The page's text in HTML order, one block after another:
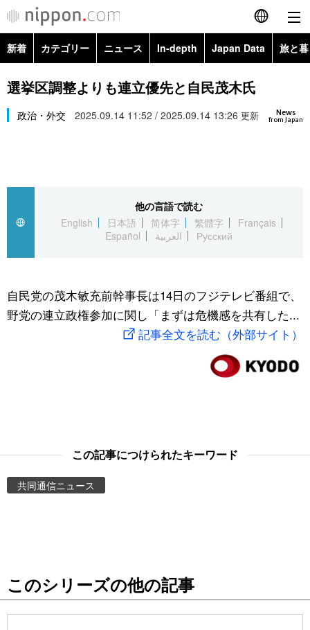
English
简体字
繁體字
العربية
社会
スポーツ・東京2020
旅と暮らし
Images
新着 カテゴリー ニュース In-depth Japan Data 旅と
政治・外交
経済・ビジネス
社会
文化
科学・技術
暮らし
Images
お知らせ
選挙区調整よりも連立優先と自民茂木氏
News
from Japan
政治・外交 2025.09.14 11:52 / 2025.09.14 13:26 更新
他の言語で読む
English
日本語 简体字 繁體字
Français
Español
العربية Русский
自民党の茂木敏充前幹事長は14日のフジテレビ番組で、
野党の連立政権参加に関し「まずは危機感を共有した...
記事全文を読む（外部サイト）
この記事につけられたキーワード
共同通信ニュース
このシリーズの他の記事